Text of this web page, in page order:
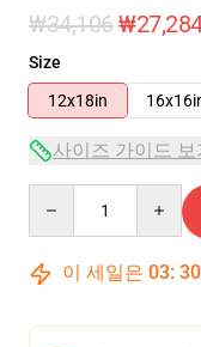
₩34,106
Size
12x18in
사이즈 가이드 보
이 세일은 03: 30